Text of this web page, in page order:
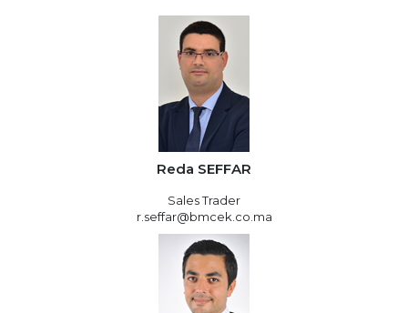
Reda SEFFAR
Sales Trader
r.seffar@bmcek.co.ma